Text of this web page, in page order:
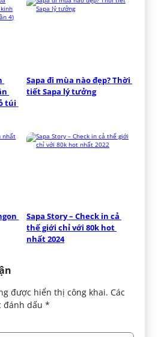
túi
Sapa đi mùa nào đẹp? Thời
tiết Sapa lý tưởng
Sapa Story – Check in cả
thế giới chỉ với 80k hot
nhất 2024
được hiển thị công khai. Các
đánh dấu*